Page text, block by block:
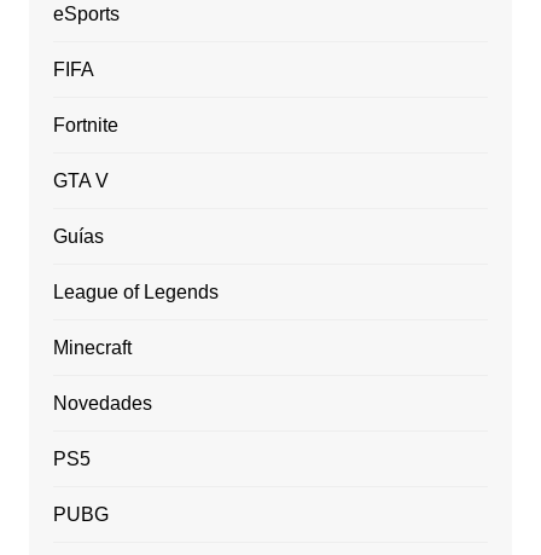
eSports
FIFA
Fortnite
GTA V
Guías
League of Legends
Minecraft
Novedades
PS5
PUBG